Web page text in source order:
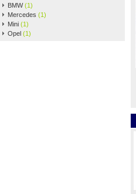
BMW(1)
Mercedes (1)
Mini (1)
Opel (1)